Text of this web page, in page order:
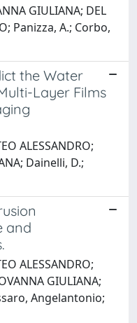
GIULIANA; DEL
Panizza, A.; Corbo,
the Water
Layer Films
ALESSANDRO;
Dainelli, D.;
and
ALESSANDRO;
GIULIANA;
Angelantonio;